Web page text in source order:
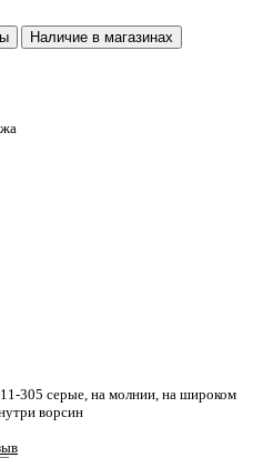
Наличие в магазинах
305 серые, на молнии, на широком
ворсин